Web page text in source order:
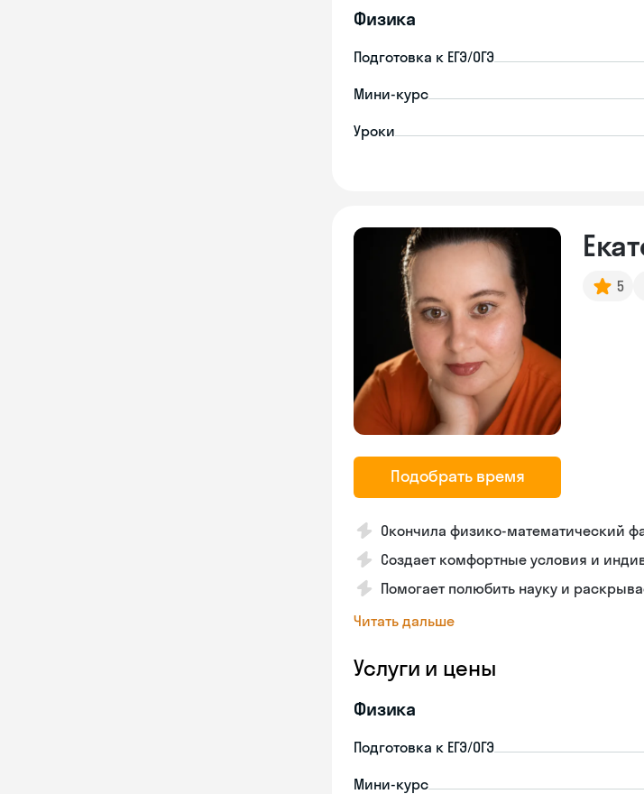
Физика
Подготовка к ЕГЭ/ОГЭ
Мини-курс
Уроки
Подобрать время
5
Окончила физико-математический
Создает комфортные условия и
Помогает полюбить науку и
Читать дальше
Услуги и цены
Физика
Подготовка к ЕГЭ/ОГЭ
Мини-курс